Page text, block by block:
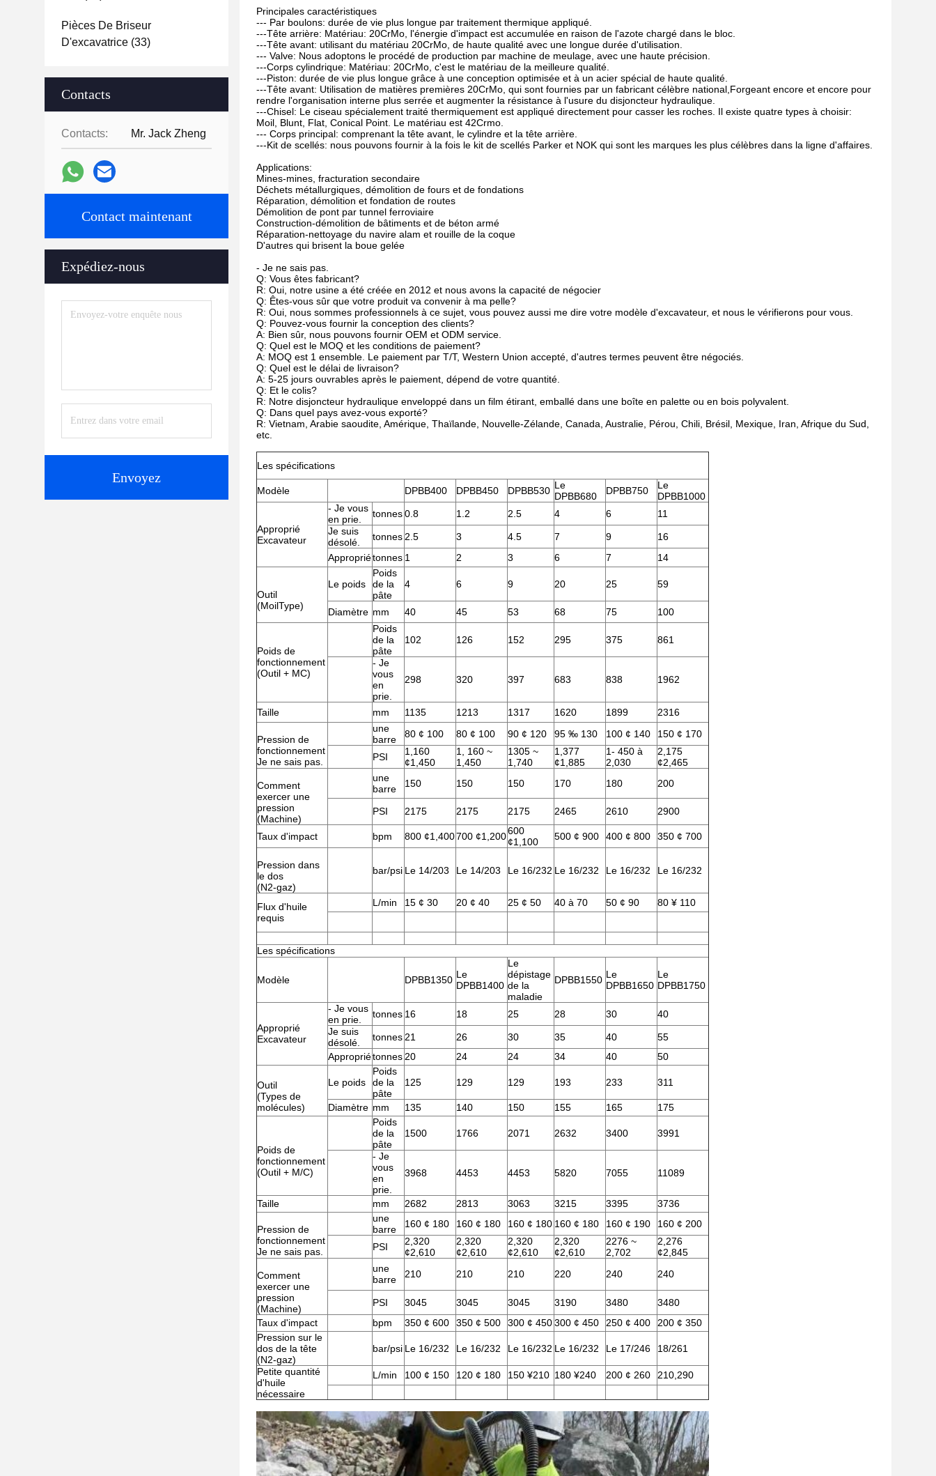
Pièces De Briseur
D'excavatrice (33)
Contacts
Contacts: Mr. Jack Zheng
Contact maintenant
Expédiez-nous
Envoyez
Principales caractéristiques
--- Par boulons: durée de vie plus longue par traitement thermique appliqué.
---Tête arrière: Matériau: 20CrMo, l'énergie d'impact est accumulée en raison de l'azote chargé dans le bloc.
---Tête avant: utilisant du matériau 20CrMo, de haute qualité avec une longue durée d'utilisation.
--- Valve: Nous adoptons le procédé de production par machine de meulage, avec une haute précision.
---Corps cylindrique: Matériau: 20CrMo, c'est le matériau de la meilleure qualité.
---Piston: durée de vie plus longue grâce à une conception optimisée et à un acier spécial de haute qualité.
---Tête avant: Utilisation de matières premières 20CrMo, qui sont fournies par un fabricant célèbre national,Forgeant encore et encore pour
rendre l'organisation interne plus serrée et augmenter la résistance à l'usure du disjoncteur hydraulique.
---Chisel: Le ciseau spécialement traité thermiquement est appliqué directement pour casser les roches. Il existe quatre types à choisir:
Moil, Blunt, Flat, Conical Point. Le matériau est 42Crmo.
--- Corps principal: comprenant la tête avant, le cylindre et la tête arrière.
---Kit de scellés: nous pouvons fournir à la fois le kit de scellés Parker et NOK qui sont les marques les plus célèbres dans la ligne d'affaires.
Applications:
Mines-mines, fracturation secondaire
Déchets métallurgiques, démolition de fours et de fondations
Réparation, démolition et fondation de routes
Démolition de pont par tunnel ferroviaire
Construction-démolition de bâtiments et de béton armé
Réparation-nettoyage du navire alam et rouille de la coque
D'autres qui brisent la boue gelée
- Je ne sais pas.
Q: Vous êtes fabricant?
R: Oui, notre usine a été créée en 2012 et nous avons la capacité de négocier
Q: Êtes-vous sûr que votre produit va convenir à ma pelle?
R: Oui, nous sommes professionnels à ce sujet, vous pouvez aussi me dire votre modèle d'excavateur, et nous le vérifierons pour vous.
Q: Pouvez-vous fournir la conception des clients?
A: Bien sûr, nous pouvons fournir OEM et ODM service.
Q: Quel est le MOQ et les conditions de paiement?
A: MOQ est 1 ensemble. Le paiement par T/T, Western Union accepté, d'autres termes peuvent être négociés.
Q: Quel est le délai de livraison?
A: 5-25 jours ouvrables après le paiement, dépend de votre quantité.
Q: Et le colis?
R: Notre disjoncteur hydraulique enveloppé dans un film étirant, emballé dans une boîte en palette ou en bois polyvalent.
Q: Dans quel pays avez-vous exporté?
R: Vietnam, Arabie saoudite, Amérique, Thaïlande, Nouvelle-Zélande, Canada, Australie, Pérou, Chili, Brésil, Mexique, Iran, Afrique du Sud,
etc.
Les spécifications
Modèle DPBB400 DPBB450 DPBB530 Le
DPBB680
DPBB750
Le
DPBB1000
Approprié
Excavateur
- Je vous
en prie.
tonnes0.8 1.2 2.5 4 6
11
Je suis
désolé.
tonnes 2.5 3 4.5 7 9
16
Appropriétonnes 1 2 3 6 7 14
Outil
(MoilType)
Le poids
Poids
de la
pâte
4 6 9 20 25 59
Diamètre mm 40 45 53 68 75 100
Poids de
fonctionnement
(Outil + MC)
Poids
de la
pâte
102 126 152 295 375 861
- Je
vous
en
prie.
298 320 397 683 838 1962
Taille mm 1135 1213 1317 1620 1899 2316
Pression de
fonctionnement
Je ne sais pas.
une
barre
80 ¢ 100 80 ¢ 100 90 ¢ 120 95 ‰ 130 100 ¢ 140 150 ¢ 170
PSI
1,160
¢1,450
1, 160 ~
1,450
1305 ~
1,740
1,377
¢1,885
1- 450 à
2,030
2,175
¢2,465
Comment
exercer une
pression
(Machine)
une
barre
150 150 150 170 180 200
PSI 2175 2175 2175 2465 2610 2900
Taux d'impact bpm 800 ¢1,400700 ¢1,200600
¢1,100
500 ¢ 900 400 ¢ 800 350 ¢ 700
Pression dans
le dos
(N2-gaz)
bar/psi Le 14/203 Le 14/203 Le 16/232 Le 16/232 Le 16/232 Le 16/232
Flux d'huile
requis
L/min 15 ¢ 30 20 ¢ 40 25 ¢ 50 40 à 70 50 ¢ 90 80 ¥ 110
Les spécifications
Modèle DPBB1350 Le
DPBB1400
Le
dépistage
de la
maladie
DPBB1550 Le
DPBB1650
Le
DPBB1750
Approprié
Excavateur
- Je vous
en prie.
tonnes 16 18 25 28 30
40
Je suis
désolé.
tonnes 21 26 30 35 40
55
Appropriétonnes 20 24 24 34 40 50
Outil
(Types de
molécules)
Le poids
Poids
de la
pâte
125 129 129 193 233 311
Diamètre mm 135 140 150 155 165 175
Poids de
fonctionnement
(Outil + M/C)
Poids
de la
pâte
1500 1766 2071 2632 3400 3991
- Je
vous
en
prie.
3968 4453 4453 5820 7055 11089
Taille mm 2682 2813 3063 3215 3395 3736
Pression de
fonctionnement
Je ne sais pas.
une
barre
160 ¢ 180 160 ¢ 180 160 ¢ 180 160 ¢ 180 160 ¢ 190 160 ¢ 200
PSI
2,320
¢2,610
2,320
¢2,610
2,320
¢2,610
2,320
¢2,610
2276 ~
2,702
2,276
¢2,845
Comment
exercer une
pression
(Machine)
une
barre
210 210 210 220 240 240
PSI 3045 3045 3045 3190 3480
3480
Taux d'impact
bpm 350 ¢ 600 350 ¢ 500 300 ¢ 450300 ¢ 450 250 ¢ 400
200 ¢ 350
Pression sur le
dos de la tête
(N2-gaz)
bar/psi Le 16/232 Le 16/232 Le 16/232 Le 16/232 Le 17/246 18/261
Petite quantité
d'huile
nécessaire
L/min 100 ¢ 150 120 ¢ 180 150 ¥210 180 ¥240 200 ¢ 260 210,290